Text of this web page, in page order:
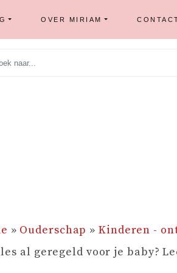
OVER MIRIAM
» Ouderschap »Kinderen -
al geregeld voor je baby?